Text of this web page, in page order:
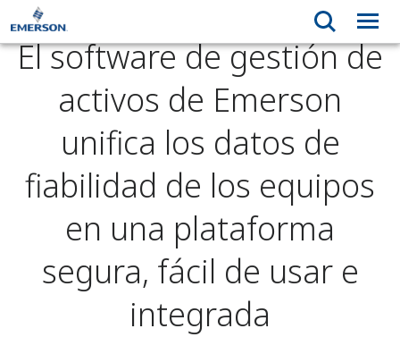
El software de gestión de
activos de Emerson
unifica los datos de
fiabilidad de los equipos
en una plataforma
segura, fácil de usar e
integrada